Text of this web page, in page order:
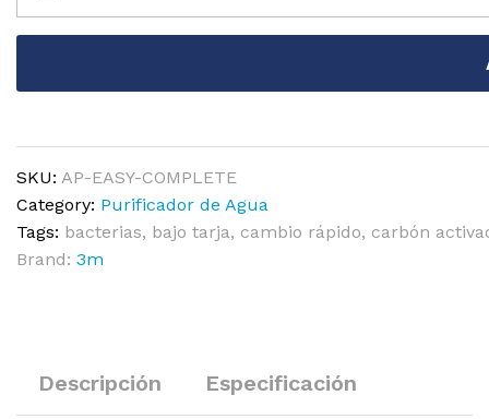
SKU: AP-EASY-COMPLETE
Category: Purificador de Agua
Tags: bacterias, bajo tarja, cambio rápido, carbón
Brand: 3m
Descripción Especificación